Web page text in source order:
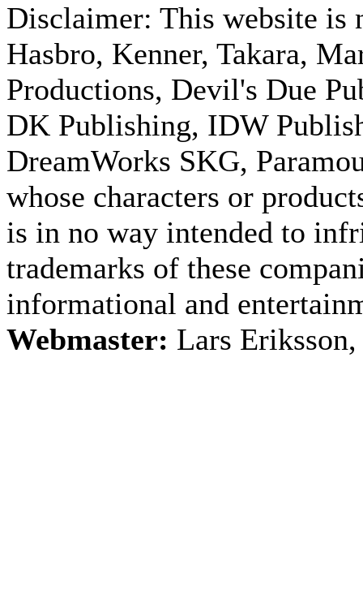
Disclaimer: This website is
Hasbro, Kenner, Takara,
Productions, Devil's Due
DK Publishing, IDW
DreamWorks SKG,
whose characters or
is in no way intended to
trademarks of these
informational and
Webmaster: Lars